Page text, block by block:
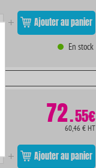
Ajouter au panier
En stock
72.55€
60,46 € HT
Ajouter au panier